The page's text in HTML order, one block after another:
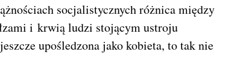
socjalistycznych różnica między
i krwią ludzi stojącym ustroju
upośledzona jako kobieta, to tak nie